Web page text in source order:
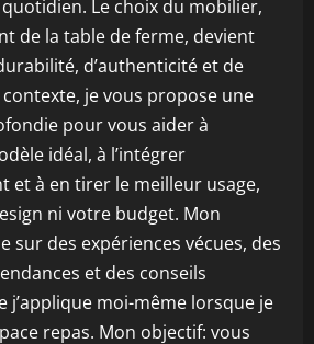
Le choix du mobilier,
de la table de ferme, devient
d’authenticité et de
je vous propose une
pour vous aider à
idéal, à l’intégrer
et à en tirer le meilleur usage,
ni votre budget. Mon
sur des expériences vécues, des
et des conseils
j’applique moi-même lorsque je
repas. Mon objectif: vous